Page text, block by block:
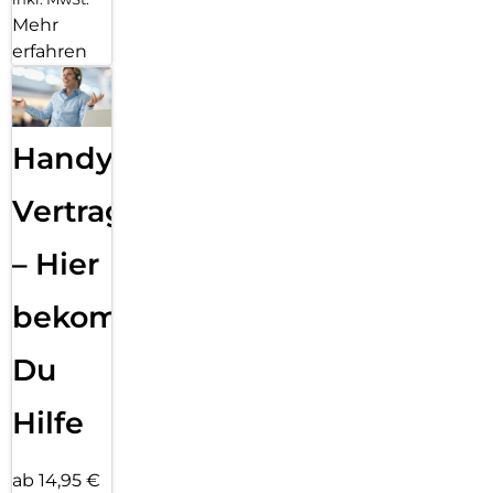
Mehr
erfahren
Handy
Vertragsabwicklung
– Hier
bekommst
Du
Hilfe
ab 14,95 €